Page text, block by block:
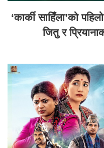
‘कार्की साहिँला’को
जितु र